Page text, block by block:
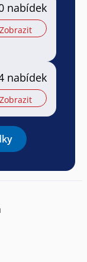
nabídek
Zobrazit
nabídek
Zobrazit